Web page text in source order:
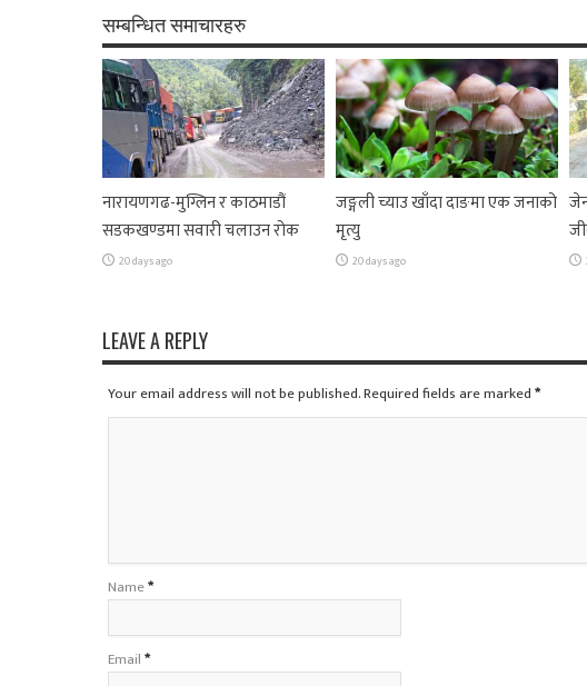
सम्बन्धित समाचारहरु
नारायणगढ-मुग्लिन र काठमाडौं
सडकखण्डमा सवारी चलाउन रोक
20 days ago
जङ्गली च्याउ खाँदा दाङमा एक जनाको
मृत्यु
20 days ago
LEAVE A REPLY
Your email address will not be published. Required fields are marked*
Name*
Email*